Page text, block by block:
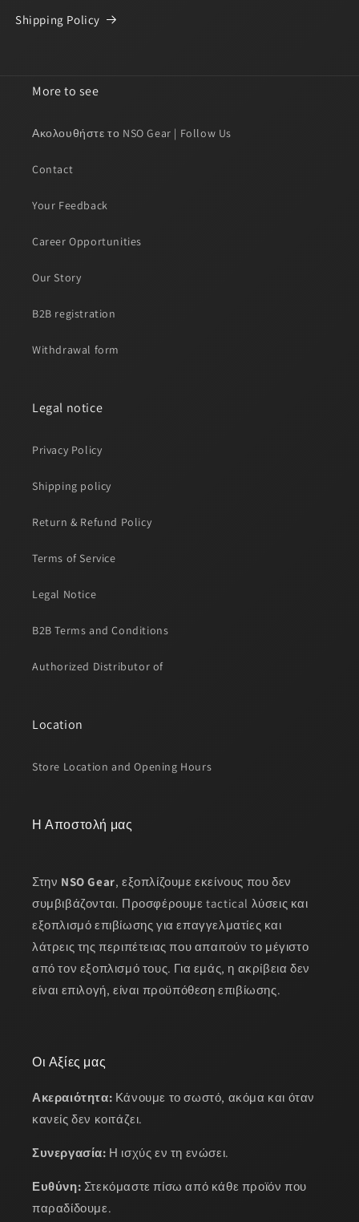
Shipping Policy
More to see
Ακολουθήστε το NSO Gear | Follow Us
Contact
Your Feedback
Career Opportunities
Our Story
B2B registration
Withdrawal form
Legal notice
Privacy Policy
Shipping policy
Return & Refund Policy
Terms of Service
Legal Notice
B2B Terms and Conditions
Authorized Distributor of
Location
Store Location and Opening Hours
Η Αποστολή μας
Στην NSO Gear, εξοπλίζουμε εκείνους που δεν
συμβιβάζονται. Προσφέρουμε tactical λύσεις και
εξοπλισμό επιβίωσης για επαγγελματίες και
λάτρεις της περιπέτειας που απαιτούν το μέγιστο
από τον εξοπλισμό τους. Για εμάς, η ακρίβεια δεν
είναι επιλογή, είναι προϋπόθεση επιβίωσης.
Οι Αξίες μας
Ακεραιότητα: Κάνουμε το σωστό, ακόμα και όταν
κανείς δεν κοιτάζει.
Συνεργασία: Η ισχύς εν τη ενώσει.
Ευθύνη: Στεκόμαστε πίσω από κάθε προϊόν που
παραδίδουμε.